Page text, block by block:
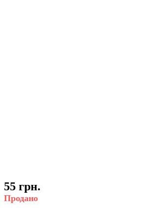
55 грн.
Продано